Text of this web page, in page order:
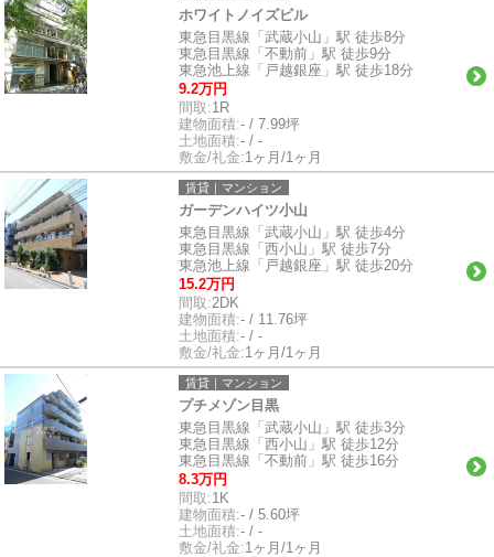
ホワイトノイズビル
東急目黒線「武蔵小山」駅 徒歩8分
東急目黒線「不動前」駅 徒歩9分
東急池上線「戸越銀座」駅 徒歩18分
9.2万円
間取:1R
建物面積:- / 7.99坪
土地面積:- / -
敷金/礼金:1ヶ月/1ヶ月
賃貸｜マンション
ガーデンハイツ小山
東急目黒線「武蔵小山」駅 徒歩4分
東急目黒線「西小山」駅 徒歩7分
東急池上線「戸越銀座」駅 徒歩20分
15.2万円
間取:2DK
建物面積:- / 11.76坪
土地面積:- / -
敷金/礼金:1ヶ月/1ヶ月
賃貸｜マンション
プチメゾン目黒
東急目黒線「武蔵小山」駅 徒歩3分
東急目黒線「西小山」駅 徒歩12分
東急目黒線「不動前」駅 徒歩16分
8.3万円
間取:1K
建物面積:- / 5.60坪
土地面積:- / -
敷金/礼金:1ヶ月/1ヶ月